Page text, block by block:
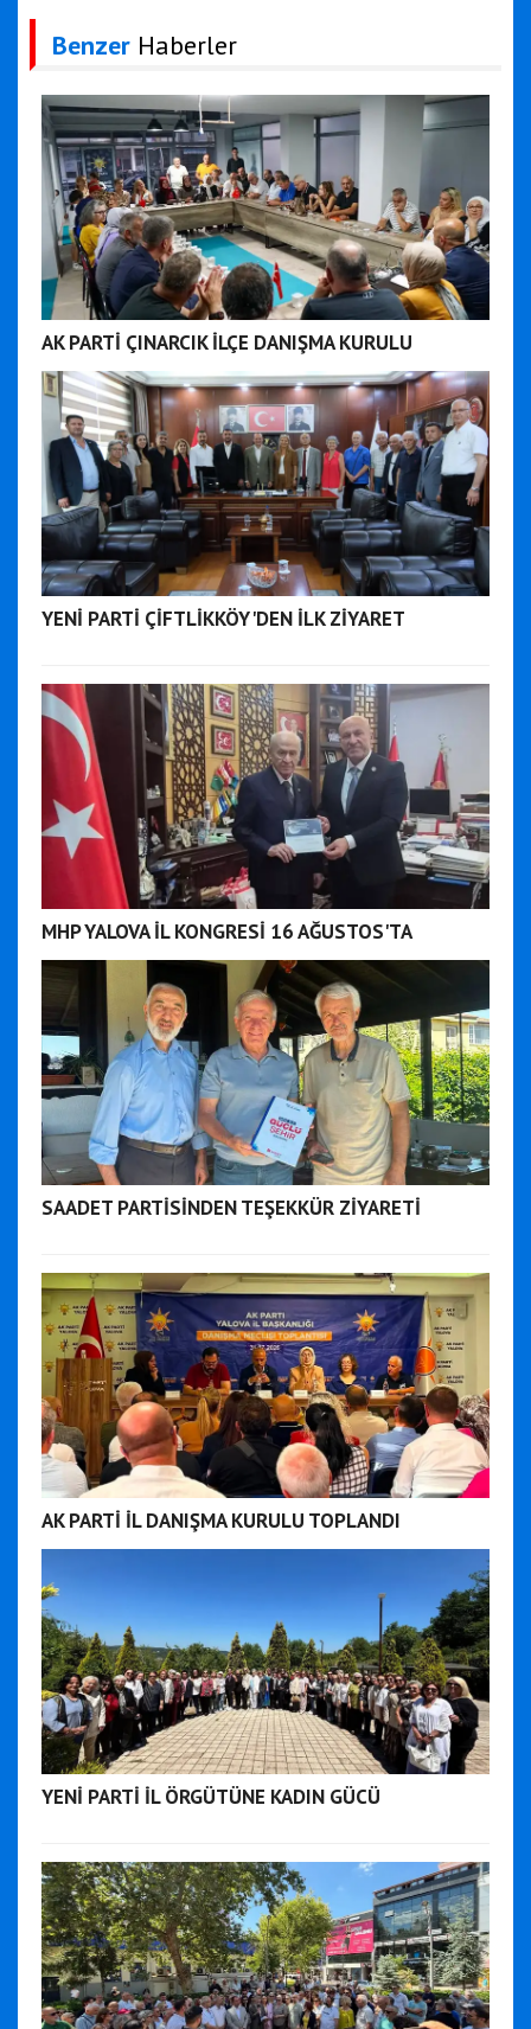
Benzer Haberler
AK PARTİ ÇINARCIK İLÇE DANIŞMA KURULU
YENİ PARTİ ÇİFTLİKKÖY'DEN İLK ZİYARET
MHP YALOVA İL KONGRESİ 16 AĞUSTOS'TA
SAADET PARTİSİNDEN TEŞEKKÜR ZİYARETİ
AK PARTİ İL DANIŞMA KURULU TOPLANDI
YENİ PARTİ İL ÖRGÜTÜNE KADIN GÜCÜ